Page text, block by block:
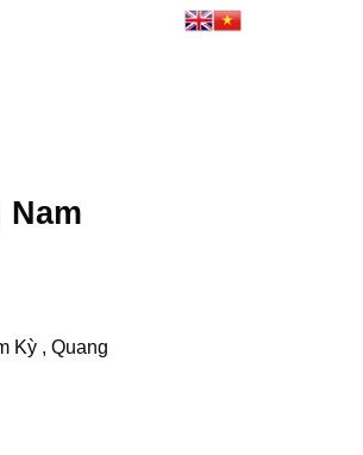
Nam
Kỳ , Quang